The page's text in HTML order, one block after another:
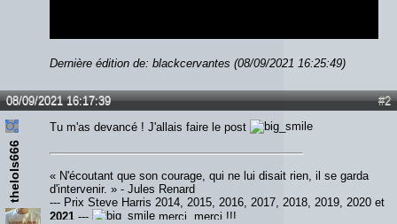
Dernière édition de: blackcervantes (08/09/2021 16:25:49)
#2
08/09/2021 16:17:39
thelols666
Tu m'as devancé ! J'allais faire le post
« N'écoutant que son courage, qui ne lui disait rien, il se garda
d'intervenir. » - Jules Renard
--- Prix Steve Harris 2014, 2015, 2016, 2017, 2018, 2019, 2020 et
2021 --- merci, merci !!!